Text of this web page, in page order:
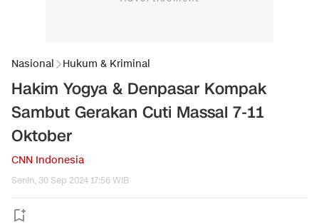
Nasional Hukum & Kriminal
Hakim Yogya & Denpasar Kompak
Sambut Gerakan Cuti Massal 7-11
Oktober
CNN Indonesia
Senin, 30 Sep 2024 17:56 WIB